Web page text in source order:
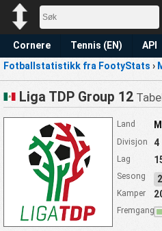
Cornere Tennis (EN) API
Fotballstatistikk fra FootyStats ›
Liga TDP Group 12
Land
Divisjon 4
Lag
Sesong
Kamper
Fremgang